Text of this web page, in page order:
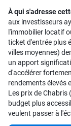
À qui s'adresse
aux investisseurs
l'immobilier locatif
ticket d'entrée plus
villes moyennes)
un apport
d'accélérer
rendements élevés
Les prix de Chabris
budget plus
veulent passer à